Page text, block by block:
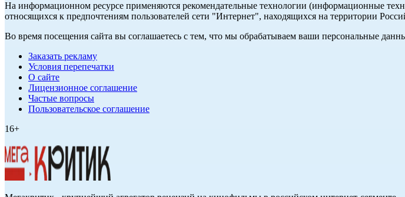
На информационном ресурсе применяются рекомендательные технологии (информационные
относящихся к предпочтениям пользователей сети "Интернет", находящихся на территории
Во время посещения сайта вы соглашаетесь с тем, что мы обрабатываем ваши персональные
Заказать рекламу
Условия перепечатки
О сайте
Лицензионное соглашение
Частые вопросы
Пользовательское соглашение
16+